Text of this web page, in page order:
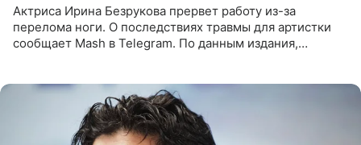
Актриса Ирина Безрукова прервет работу из-за
перелома ноги. О последствиях травмы для артистки
сообщает Mash в Telegram. По данным издания,